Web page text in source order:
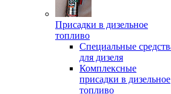
Присадки в дизельное
топливо
Спeциальные
для дизеля
Комплексные
присадки в дизельное
топливо